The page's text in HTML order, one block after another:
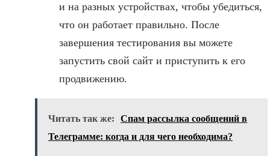
и на разных устройствах, чтобы убедиться,
что он работает правильно. После
завершения тестирования вы можете
запустить свой сайт и приступить к его
продвижению.
Читать так же:
Спам рассылка сообщений в
Телеграмме: когда и для чего необходима?